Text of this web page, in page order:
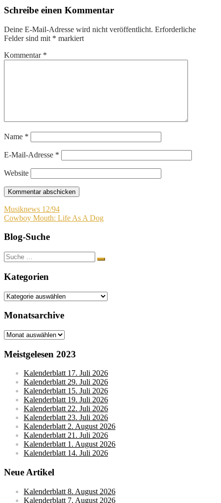
Schreibe einen Kommentar
Deine E-Mail-Adresse wird nicht veröffentlicht. Erforderliche
Felder sind mit * markiert
Kommentar *
Name *
E-Mail-Adresse *
Website
Beitragsnavigation
Musiknews 12/94
Cowboy Mouth: Life As A Dog
Blog-Suche
Suche
nach:
Kategorien
Kategorien
Monatsarchive
Monatsarchive
Meistgelesen 2023
Kalenderblatt 17. Juli 2026
Kalenderblatt 29. Juli 2026
Kalenderblatt 15. Juli 2026
Kalenderblatt 19. Juli 2026
Kalenderblatt 22. Juli 2026
Kalenderblatt 23. Juli 2026
Kalenderblatt 2. August 2026
Kalenderblatt 21. Juli 2026
Kalenderblatt 1. August 2026
Kalenderblatt 14. Juli 2026
Neue Artikel
Kalenderblatt 8. August 2026
Kalenderblatt 7. August 2026